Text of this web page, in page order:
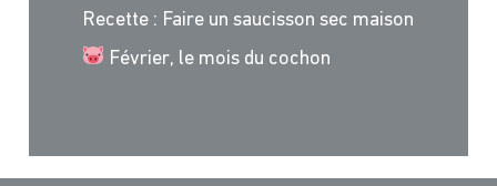
Recette : Faire un saucisson sec maison
Février, le mois du cochon